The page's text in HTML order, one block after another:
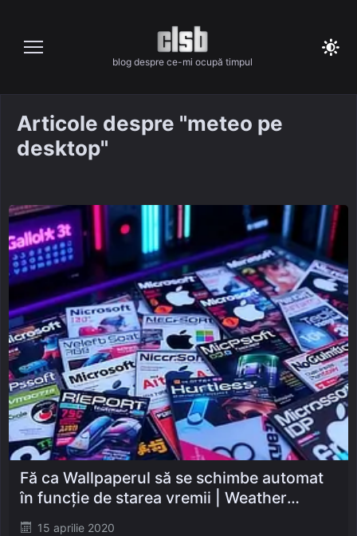
content
blog despre ce-mi ocupă timpul
Articole despre "meteo pe
desktop"
Posted
15 aprilie 2020
Fă ca Wallpaperul să se schimbe automat
în funcție de starea vremii | Weather
Desktop Background Changer